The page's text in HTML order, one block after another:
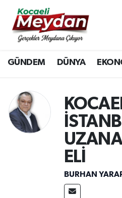
GÜNDEM DÜNYA
ELİ
BURHAN
Nöbetçi Eczaneler
Hava Durumu
Trafik Durumu
Süper Lig Puan Durumu
Tüm Manşetler
Haber Arşivi